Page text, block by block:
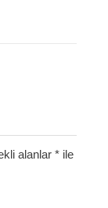
alanlar * ile